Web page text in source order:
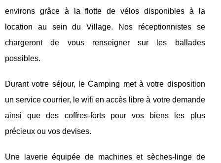
environs grâce à la flotte de vélos disponibles à la
location au sein du Village. Nos réceptionnistes se
chargeront de vous renseigner sur les ballades
possibles.
Durant votre séjour, le Camping met à votre disposition
un service courrier, le wifi en accès libre à votre demande
ainsi que des coffres-forts pour vos biens les plus
précieux ou vos devises.
Une laverie équipée de machines et sèches-linge de